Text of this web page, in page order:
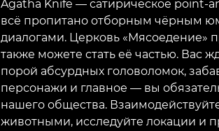
Agatha Knife — сатирическое point-
всё пропитано отборным чёрным
диалогами. Церковь «Мясоедение»
также можете стать её частью. Вас
порой абсурдных головоломок,
персонажи и главное — вы
нашего общества.
животными, исследуйте локации и